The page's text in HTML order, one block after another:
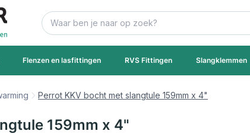
Zoek
Flenzen en lasfittingen RVS Fittingen Slangklemmen
Perrot KKV bocht met slangtule 159mm x 4"
159mm x 4"